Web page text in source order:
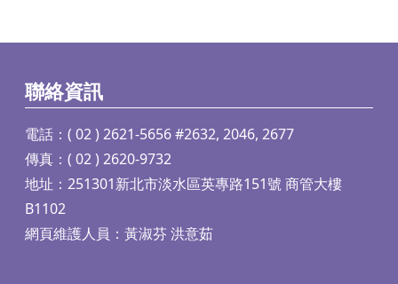
聯絡資訊
電話：( 02 ) 2621-5656 #2632, 2046, 2677
傳真：( 02 ) 2620-9732
地址：251301新北市淡水區英專路151號 商管大樓
B1102
網頁維護人員：黃淑芬 洪意茹